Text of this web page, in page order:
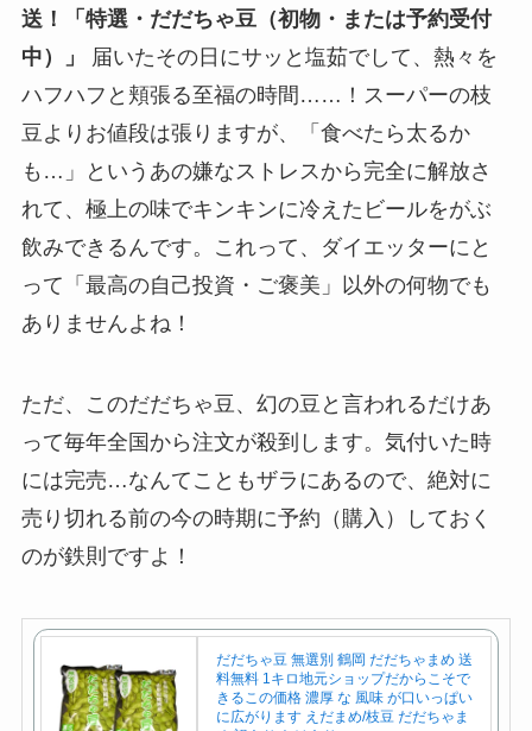
送！「特選・だだちゃ豆（初物・または予約受付
中）」
届いたその日にサッと塩茹でして、熱々を
ハフハフと頬張る至福の時間……！スーパーの枝
豆よりお値段は張りますが、「食べたら太るか
も…」というあの嫌なストレスから完全に解放さ
れて、極上の味でキンキンに冷えたビールをがぶ
飲みできるんです。これって、ダイエッターにと
って「最高の自己投資・ご褒美」以外の何物でも
ありませんよね！
ただ、このだだちゃ豆、幻の豆と言われるだけあ
って毎年全国から注文が殺到します。気付いた時
には完売…なんてこともザラにあるので、絶対に
売り切れる前の今の時期に予約（購入）しておく
のが鉄則ですよ！
だだちゃ豆 無選別 鶴岡 だだちゃまめ 送
料無料 1キロ地元ショップだからこそで
きるこの価格 濃厚 な 風味 が口いっぱい
に広がります えだまめ/枝豆 だだちゃま